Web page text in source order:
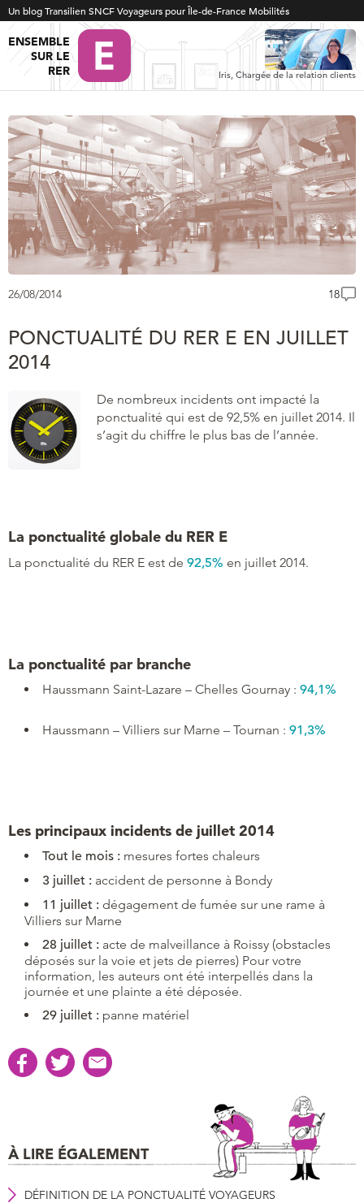
Un blog Transilien SNCF Voyageurs pour Île-de-France Mobilités
ENSEMBLE
SUR LE
RER
Iris, Chargée de la relation clients
26/08/2014 18
PONCTUALITÉ DU RER E EN JUILLET
2014
De nombreux incidents ont impacté la
ponctualité qui est de 92,5% en juillet 2014. Il
s’agit du chiffre le plus bas de l’année.
La ponctualité globale du RER E
La ponctualité du RER E est de 92,5% en juillet 2014.
La ponctualité par branche
Haussmann Saint-Lazare – Chelles Gournay : 94,1%
Haussmann – Villiers sur Marne – Tournan : 91,3%
Les principaux incidents de juillet 2014
Tout le mois : mesures fortes chaleurs
3 juillet : accident de personne à Bondy
11 juillet : dégagement de fumée sur une rame à
Villiers sur Marne
28 juillet : acte de malveillance à Roissy (obstacles
déposés sur la voie et jets de pierres) Pour votre
information, les auteurs ont été interpellés dans la
journée et une plainte a été déposée.
29 juillet : panne matériel
À LIRE ÉGALEMENT
DÉFINITION DE LA PONCTUALITÉ VOYAGEURS